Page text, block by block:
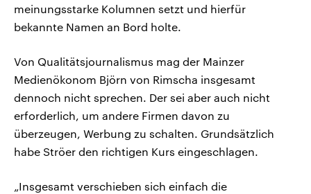
meinungsstarke Kolumnen setzt und hierfür
bekannte Namen an Bord holte.
Von Qualitätsjournalismus mag der Mainzer
Medienökonom Björn von Rimscha insgesamt
dennoch nicht sprechen. Der sei aber auch nicht
erforderlich, um andere Firmen davon zu
überzeugen, Werbung zu schalten. Grundsätzlich
habe Ströer den richtigen Kurs eingeschlagen.
„Insgesamt verschieben sich einfach die